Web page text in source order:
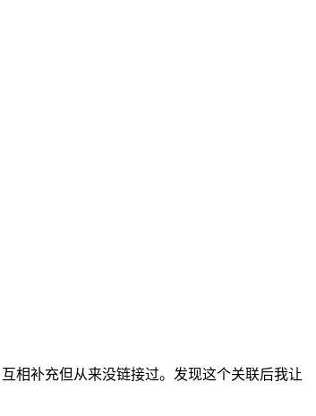
相补充但从来没链接过。发现这个关联后我让